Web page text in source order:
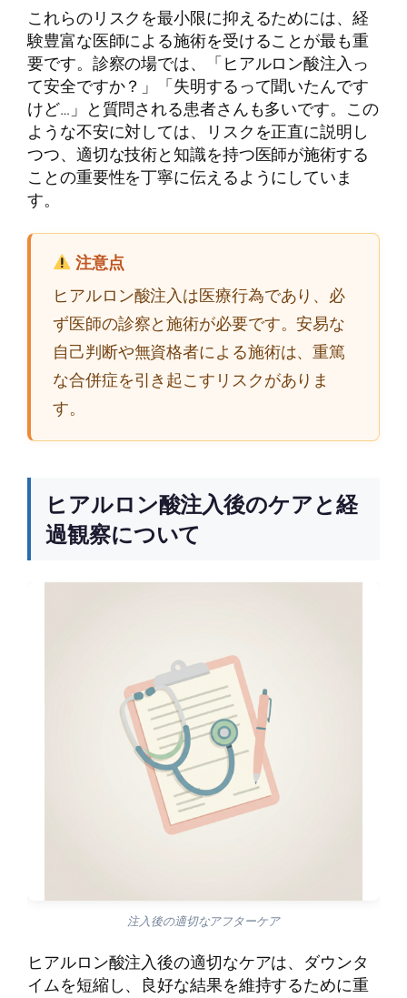
これらのリスクを最小限に抑えるためには、経
験豊富な医師による施術を受けることが最も重
要です。診察の場では、「ヒアルロン酸注入っ
て安全ですか？」「失明するって聞いたんです
けど…」と質問される患者さんも多いです。この
ような不安に対しては、リスクを正直に説明し
つつ、適切な技術と知識を持つ医師が施術する
ことの重要性を丁寧に伝えるようにしていま
す。
注意点
ヒアルロン酸注入は医療行為であり、必
ず医師の診察と施術が必要です。安易な
自己判断や無資格者による施術は、重篤
な合併症を引き起こすリスクがありま
す。
ヒアルロン酸注入後のケアと経
過観察について
注入後の適切なアフターケア
ヒアルロン酸注入後の適切なケアは、ダウンタ
イムを短縮し、良好な結果を維持するために重